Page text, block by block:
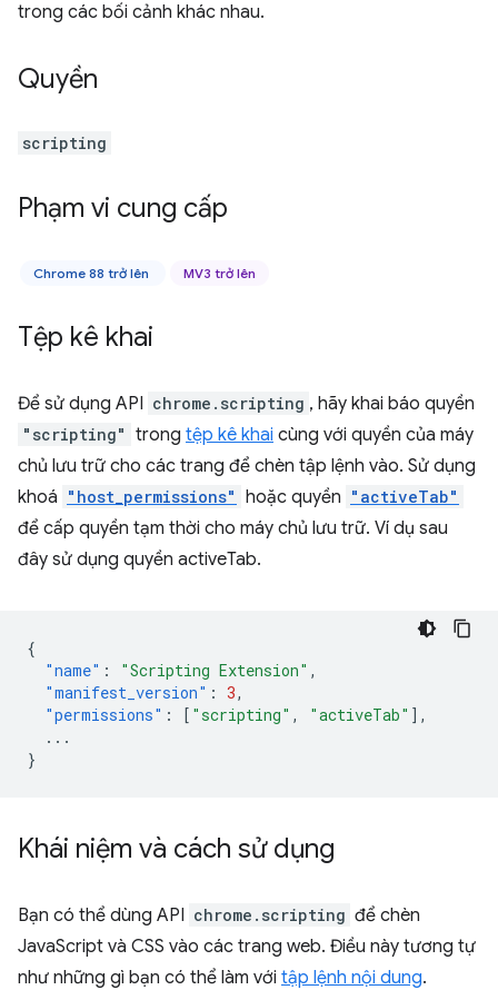
trong các bối cảnh khác nhau.
Quyền
scripting
Phạm vi cung cấp
Chrome 88 trở lên MV3 trở lên
Tệp kê khai
Để sử dụng API chrome.scripting , hãy khai báo quyền
"scripting" trong tệp kê khai cùng với quyền của máy
chủ lưu trữ cho các trang để chèn tập lệnh vào. Sử dụng
khoá "host_permissions" hoặc quyền "activeTab"
để cấp quyền tạm thời cho máy chủ lưu trữ. Ví dụ sau
đây sử dụng quyền activeTab.
{
"name" : "Scripting Extension" ,
"manifest_version" : 3,
"permissions" : [ "scripting" , "activeTab" ],
...
}
Khái niệm và cách sử dụng
Bạn có thể dùng API chrome.scripting để chèn
JavaScript và CSS vào các trang web. Điều này tương tự
như những gì bạn có thể làm với tập lệnh nội dung.